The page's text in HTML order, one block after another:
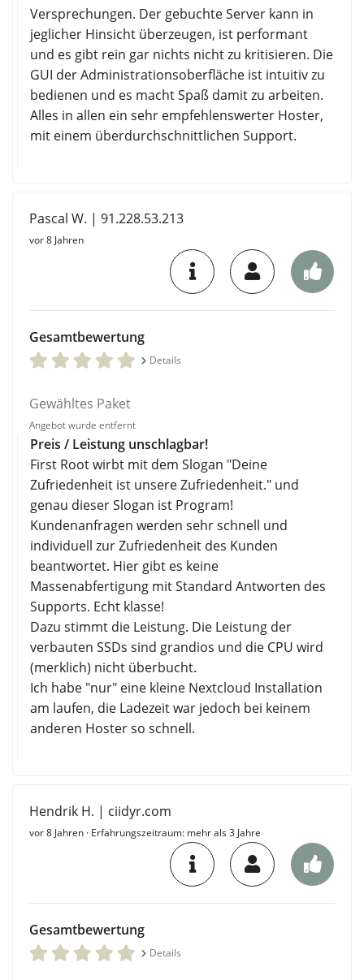
Versprechungen. Der gebuchte Server kann in
jeglicher Hinsicht überzeugen, ist performant
und es gibt rein gar nichts nicht zu kritisieren. Die
GUI der Administrationsoberfläche ist intuitiv zu
bedienen und es macht Spaß damit zu arbeiten.
Alles in allen ein sehr empfehlenswerter Hoster,
mit einem überdurchschnittlichen Support.
Pascal W. | 91.228.53.213
vor 8 Jahren
Gesamtbewertung
Details
Gewähltes Paket
Angebot wurde entfernt
Preis / Leistung unschlagbar!
First Root wirbt mit dem Slogan "Deine
Zufriedenheit ist unsere Zufriedenheit." und
genau dieser Slogan ist Program!
Kundenanfragen werden sehr schnell und
individuell zur Zufriedenheit des Kunden
beantwortet. Hier gibt es keine
Massenabfertigung mit Standard Antworten des
Supports. Echt klasse!
Dazu stimmt die Leistung. Die Leistung der
verbauten SSDs sind grandios und die CPU wird
(merklich) nicht überbucht.
Ich habe "nur" eine kleine Nextcloud Installation
am laufen, die Ladezeit war jedoch bei keinem
anderen Hoster so schnell.
Hendrik H. | ciidyr.com
vor 8 Jahren · Erfahrungszeitraum: mehr als 3 Jahre
Gesamtbewertung
Details